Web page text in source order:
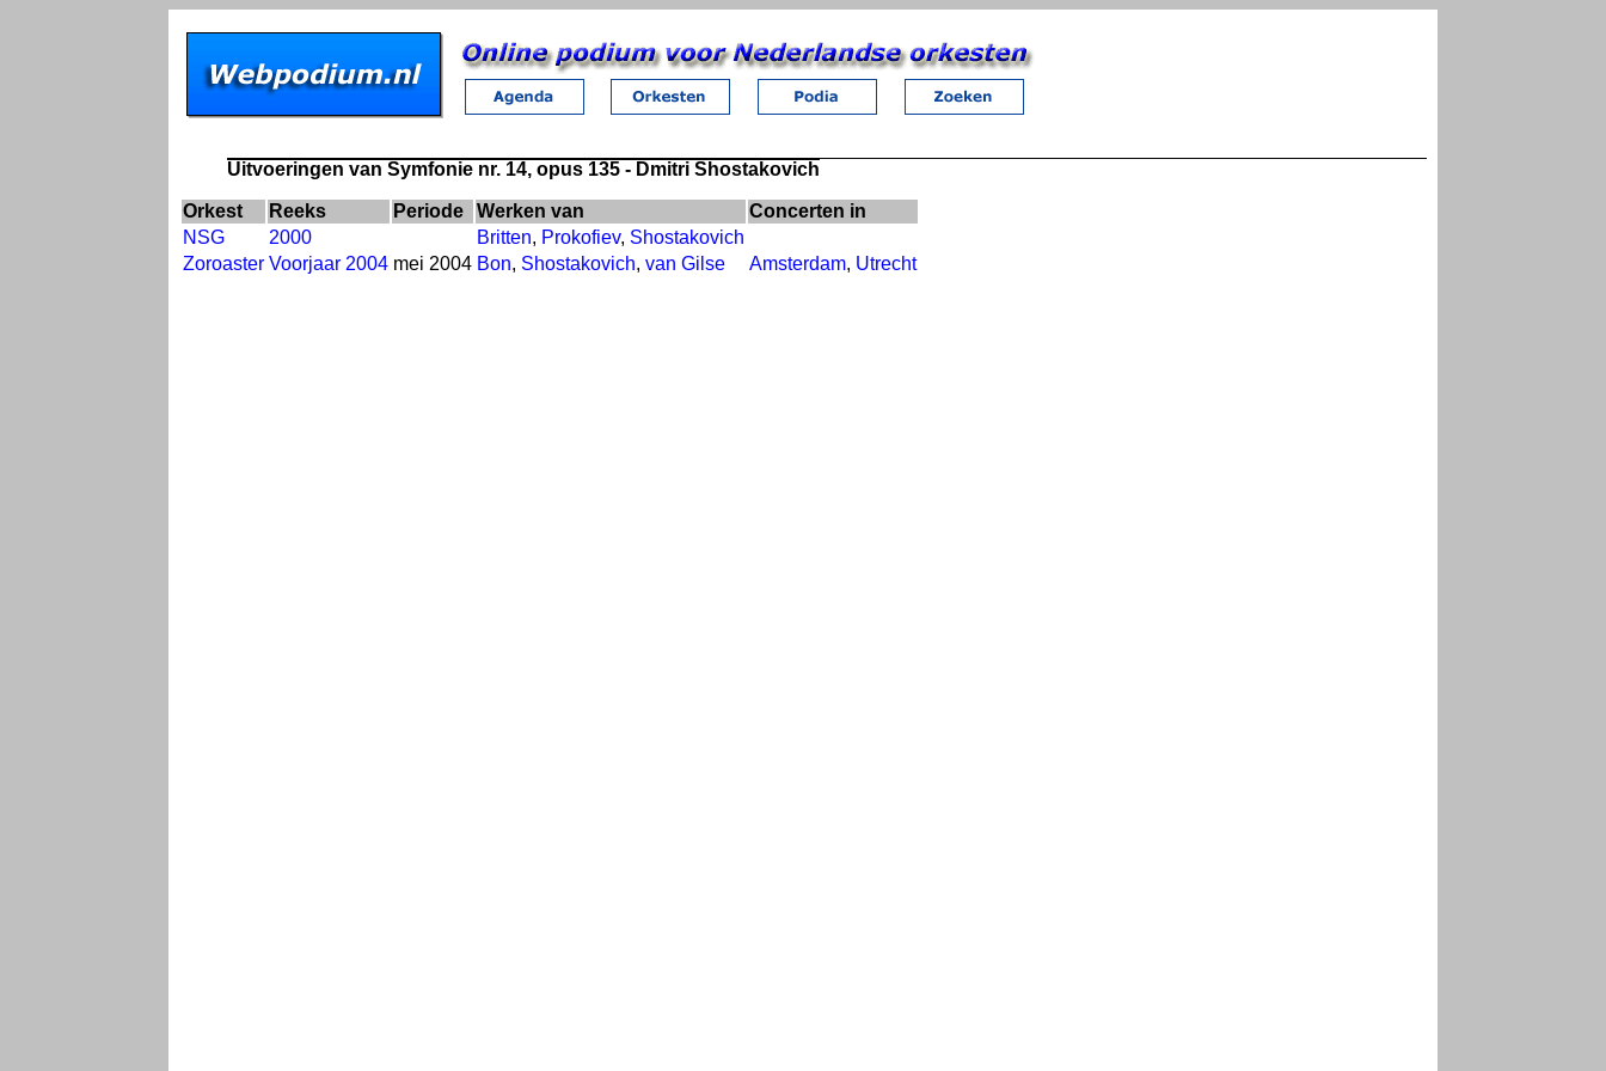
Uitvoeringen van Symfonie nr. 14, opus 135 - Dmitri Shostakovich
Orkest Reeks Periode Werken van
Concerten in
NSG
2000 Britten, Prokofiev, Shostakovich
Zoroaster Voorjaar 2004 mei 2004 Bon, Shostakovich, van Gilse Amsterdam, Utrecht